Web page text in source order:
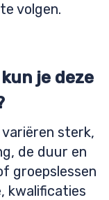
volgen.
je deze
sterk,
de duur en
groepslessen
kwalificaties